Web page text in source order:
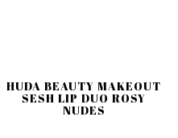
HUDA BEAUTY MAKEOUT
SESH LIP DUO ROSY
NUDES